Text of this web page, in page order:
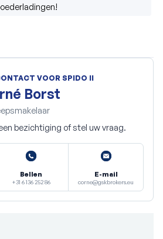
VOOR SPIDO II
Borst
bezichtiging of stel uw vraag.
Bellen
+31 6 136 252 86
E-mail
corne@gskbrokers.eu